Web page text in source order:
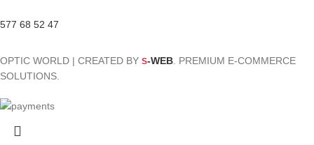
577 68 52 47
OPTIC WORLD | CREATED BY S-WEB . PREMIUM E-COMMERCE
SOLUTIONS.